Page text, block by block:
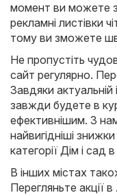
момент ви можете
рекламні листівки
тому ви зможете
Не пропустіть
сайт регулярно.
Завдяки актуальній
завжди будете в
ефективнішим. З
найвигідніші
категорії Дім і сад
В інших містах
Перегляньте акції в